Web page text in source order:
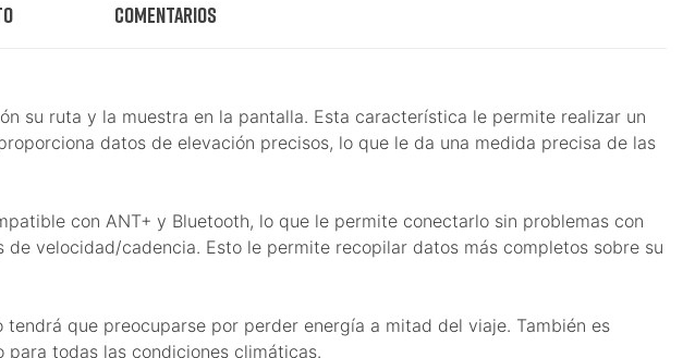
Comentarios
su ruta y la muestra en la pantalla. Esta característica le permite realizar un
datos de elevación precisos, lo que le da una medida precisa de las
con ANT+ y Bluetooth, lo que le permite conectarlo sin problemas con
velocidad/cadencia. Esto le permite recopilar datos más completos sobre su
que preocuparse por perder energía a mitad del viaje. También es
todas las condiciones climáticas.